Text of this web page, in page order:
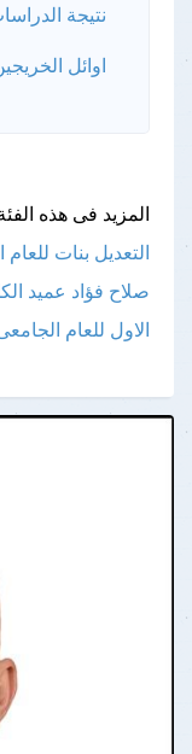
نتيجة الدراسات
اوائل الخريجين
المزيد فى هذه
التعديل بنات للعام
صلاح فؤاد عميد
الاول للعام الجامعى٢٠٢٤/٢٠٢٥م